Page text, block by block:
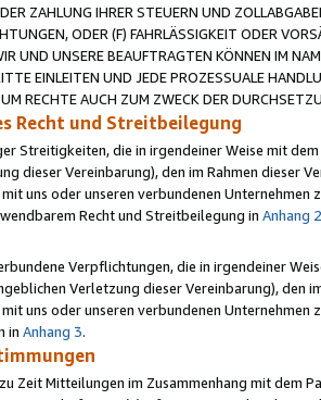
ZAHLUNG IHRER STEUERN UND
ODER (F) FAHRLÄSSIGKEIT ODER
UND UNSERE BEAUFTRAGTEN KÖNNEN IM
EINLEITEN UND JEDE PROZESSUALE
RECHTE AUCH ZUM ZWECK DER
Recht und Streitbeilegung
Streitigkeiten, die in irgendeiner Weise mit
dieser Vereinbarung), den im Rahmen dieser
uns oder unseren verbundenen
Recht und Streitbeilegung in Anhang 2
Verpflichtungen, die in irgendeiner
Verletzung dieser Vereinbarung), den
uns oder unseren verbundenen
in Anhang 3.
Zeit Mitteilungen im Zusammenhang mit dem